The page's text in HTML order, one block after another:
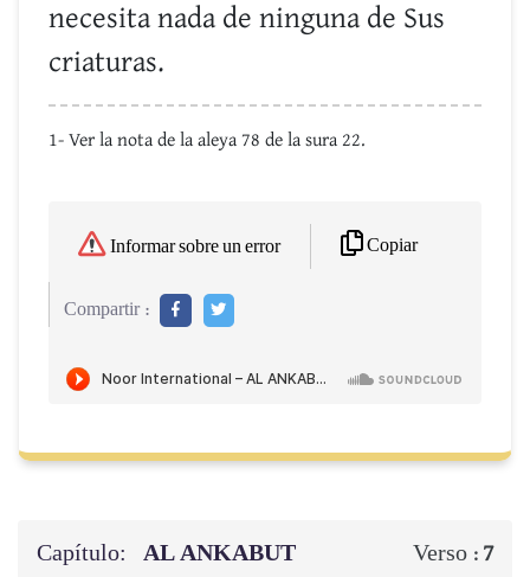
necesita nada de ninguna de Sus
criaturas.
1- Ver la nota de la aleya 78 de la sura 22.
Informar sobre un error Copiar
Compartir :
Capítulo: AL ANKABUT Verso : 7